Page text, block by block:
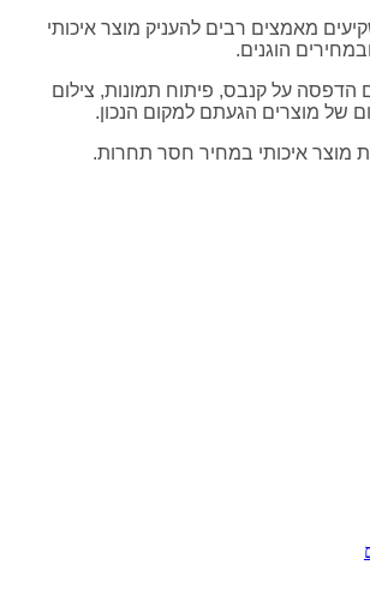
מאמצים רבים להעניק מוצר איכותי
הוגנים.
על קנבס, פיתוח תמונות, צילום
של מוצרים הגעתם למקום הנכון.
מוצר איכותי במחיר חסר תחרות.